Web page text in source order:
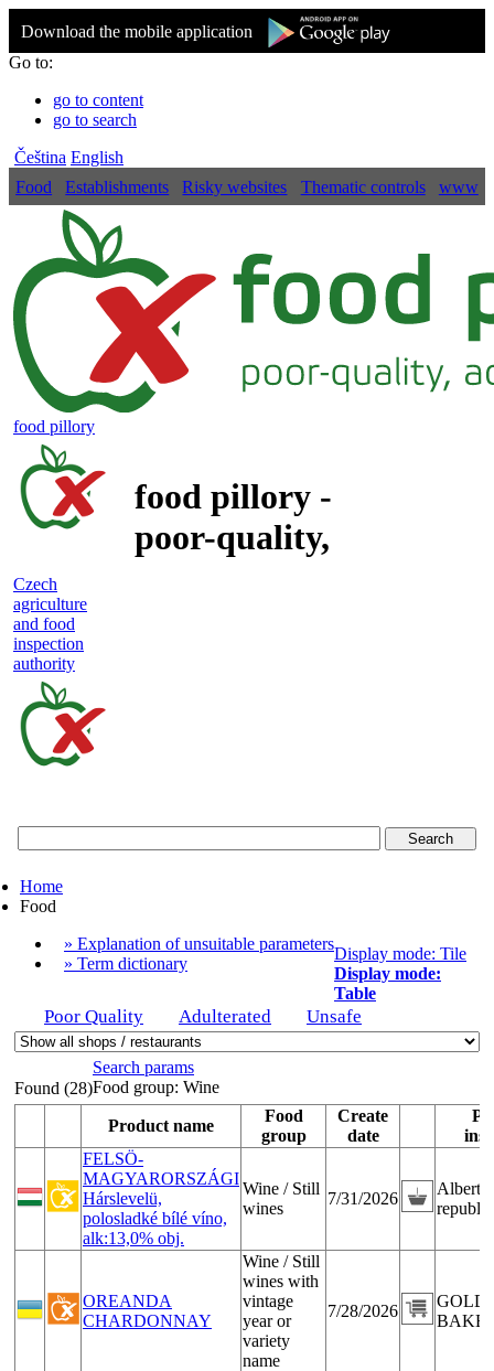
Download the mobile application
Go to:
go to content
go to search
Čeština English
Food
Establishments Risky websites Thematic controls www
food pillory
food pillory -
poor-quality,
Czech
agriculture
and food
inspection
authority
food
authority
Home
Food
» Explanation of unsuitable parameters
» Term dictionary
Display mode: Tile
Display mode:
Table
Poor Quality Adulterated Unsafe
Found (28)
Search params
Food group: Wine
Product name
Food
group
Create
date
FELSÖ-
MAGYARORSZÁGI
Hárslevelü,
polosladké bílé víno,
alk:13,0% obj.
Wine / Still
wines
7/31/2026
Albert
OREANDA
CHARDONNAY
Wine / Still
wines with
vintage
year or
variety
name
7/28/2026